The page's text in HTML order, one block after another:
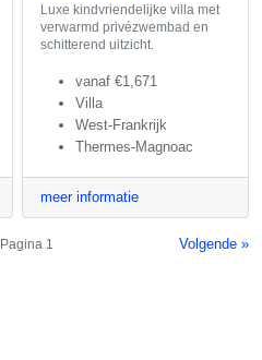
Luxe kindvriendelijke villa met
verwarmd privézwembad en
schitterend uitzicht.
vanaf €1,671
Villa
West-Frankrijk
Thermes-Magnoac
meer informatie
Volgende »
Pagina 1